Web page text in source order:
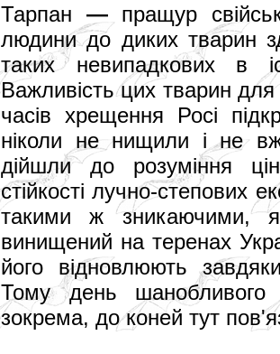
Тарпан —пращур
людини до диких тварин
таких невипадкових в
Важливість цих тварин для
часів хрещення Росі
ніколи не нищили і не
дійшли до розуміння
стійкості лучно-степових
такими ж зникаючими,
винищений на теренах
його відновлюють
Тому день
зокрема, до коней тут